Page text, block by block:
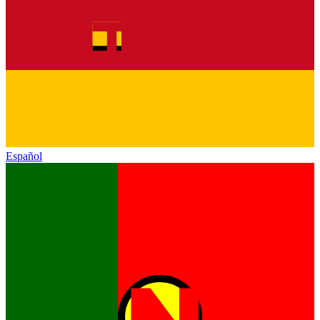
Español